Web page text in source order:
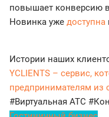
повышает конверсию в
Новинка уже доступна
Истории наших
YCLIENTS – сервис,
предпринимателям из
#Виртуальная АТС